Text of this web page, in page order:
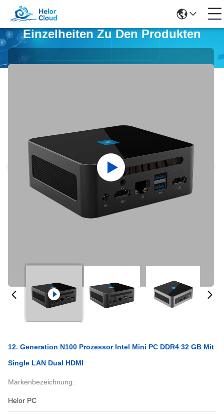
Einzelheiten Zu Den Produkten
12. Generation N100 Prozessor Intel Mini PC DDR4 32 GB Mit
Single LAN Dual HDMI
Markenbezeichnung:
Helor PC